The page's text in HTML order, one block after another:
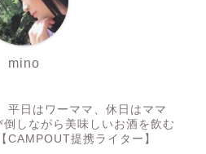
mino
平日はワーママ、休日はママ
しながら美味しいお酒を飲む
CAMPOUT提携ライター】